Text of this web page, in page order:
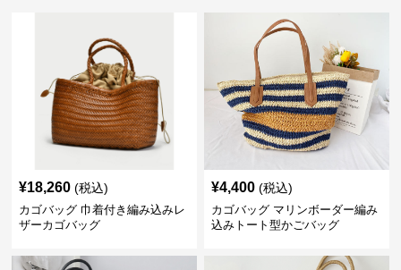
¥18,260 (税込)
カゴバッグ 巾着付き編み込みレ
ザーカゴバッグ
¥4,400 (税込)
カゴバッグ マリンボーダー編み
込みトート型かごバッグ